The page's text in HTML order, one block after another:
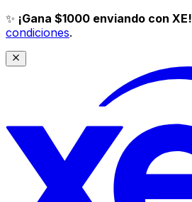
✨ ¡Gana $1000 enviando con XE!
condiciones.